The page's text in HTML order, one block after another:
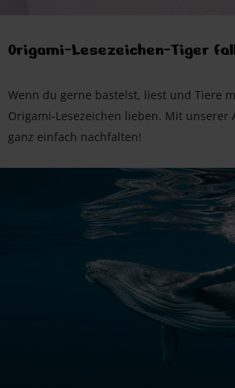
Origami-Lesezeichen-Tiger
Wenn du gerne bastelst, liest und Tiere
Origami-Lesezeichen lieben. Mit unserer
ganz einfach nachfalten!